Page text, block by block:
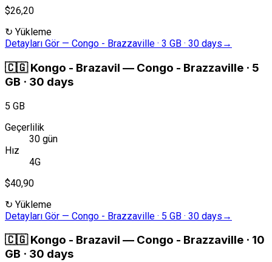
$26,20
↻ Yükleme
Detayları Gör — Congo - Brazzaville · 3 GB · 30 days →
🇨🇬 Kongo - Brazavil — Congo - Brazzaville · 5
GB · 30 days
5 GB
Geçerlilik
30 gün
Hız
4G
$40,90
↻ Yükleme
Detayları Gör — Congo - Brazzaville · 5 GB · 30 days →
🇨🇬 Kongo - Brazavil — Congo - Brazzaville · 10
GB · 30 days